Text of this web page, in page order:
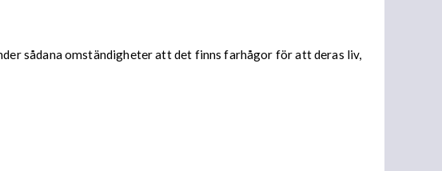
sådana omständigheter att det finns farhågor för att deras liv,